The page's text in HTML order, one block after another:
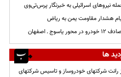
نیروهای اسرائیلی به خبرنگار پرس‌تی‌وی
هشدار مقاومت یمن به ریاض
در محور یاسوج ـ اصفهان
ها
رانت‌ شرکتهای خودروساز و تاسیس شرکتهای